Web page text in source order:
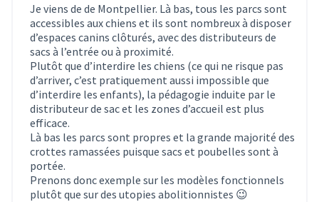
Je viens de de Montpellier. Là bas, tous les parcs sont
accessibles aux chiens et ils sont nombreux à disposer
d’espaces canins clôturés, avec des distributeurs de
sacs à l’entrée ou à proximité.
Plutôt que d’interdire les chiens (ce qui ne risque pas
d’arriver, c’est pratiquement aussi impossible que
d’interdire les enfants), la pédagogie induite par le
distributeur de sac et les zones d’accueil est plus
efficace.
Là bas les parcs sont propres et la grande majorité des
crottes ramassées puisque sacs et poubelles sont à
portée.
Prenons donc exemple sur les modèles fonctionnels
plutôt que sur des utopies abolitionnistes 😉